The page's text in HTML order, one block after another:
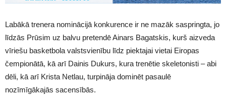
Labākā trenera nominācijā konkurence ir ne mazāk saspringta, jo
līdzās Prūsim uz balvu pretendē Ainars Bagatskis, kurš aizveda
vīriešu basketbola valstsvienību līdz piektajai vietai Eiropas
čempionātā, kā arī Dainis Dukurs, kura trenētie skeletonisti – abi
dēli, kā arī Krista Netlau, turpināja dominēt pasaulē
nozīmīgākajās sacensībās.